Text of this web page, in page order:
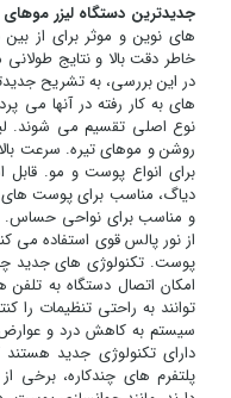
جدیدترین دستگاه لیزر موهای
های نوین و موثر برای از
خاطر دقت بالا و نتایج
در این بررسی، به تشریح
های به کار رفته در آنها می
نوع اصلی تقسیم می شوند.
روشن و موهای تیره. سرعت
برای انواع پوست و مو. قابل
دیاگ، مناسب برای پوست
و مناسب برای نواحی حساس.
از نور پالس قوی استفاده می
پوست. تکنولوژی های جدید
امکان اتصال دستگاه به تلفن
توانند به راحتی تنظیمات را
سیستم به کاهش درد و
دارای تکنولوژی جدید
پلتفرم های چندکاره، برخی